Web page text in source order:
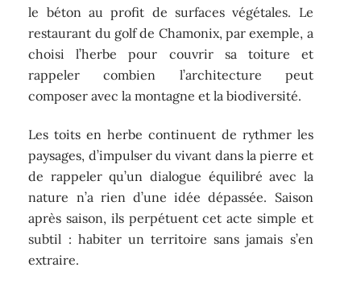
le béton au profit de surfaces végétales. Le
restaurant du golf de Chamonix, par exemple, a
choisi l’herbe pour couvrir sa toiture et
rappeler combien l’architecture peut
composer avec la montagne et la biodiversité.
Les toits en herbe continuent de rythmer les
paysages, d’impulser du vivant dans la pierre et
de rappeler qu’un dialogue équilibré avec la
nature n’a rien d’une idée dépassée. Saison
après saison, ils perpétuent cet acte simple et
subtil : habiter un territoire sans jamais s’en
extraire.